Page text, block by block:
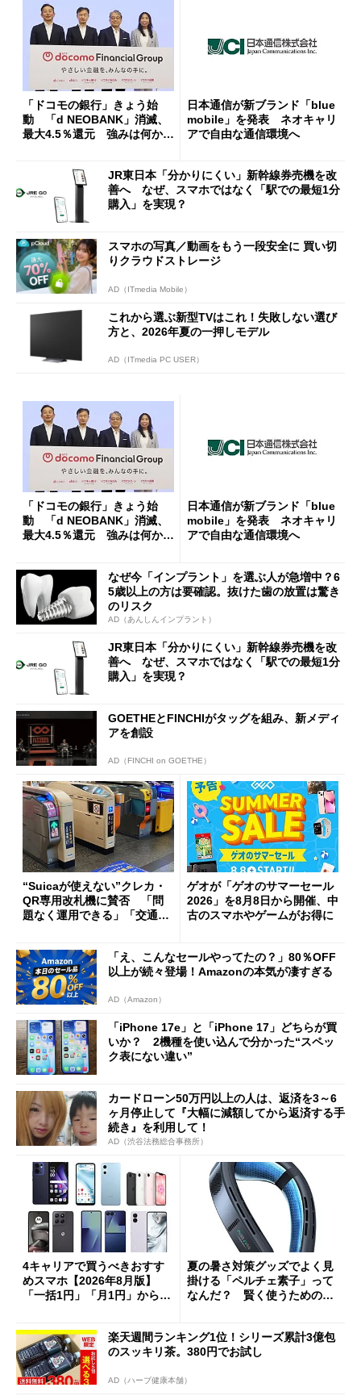
「ドコモの銀行」きょう始
動 「d NEOBANK」消滅、
最大4.5％還元 強みは何か解
日本通信が新ブランド「blue
mobile」を発表 ネオキャリ
アで自由な通信環境へ
JR東日本「分かりにくい」新幹線券売機を改
善へ なぜ、スマホではなく「駅での最短1分
購入」を実現？
スマホの写真／動画をもう一段安全に 買い切
りクラウドストレージ
AD（ITmedia Mobile）
これから選ぶ新型TVはこれ！失敗しない選び
方と、2026年夏の一押しモデル
AD（ITmedia PC USER）
「ドコモの銀行」きょう始
動 「d NEOBANK」消滅、
最大4.5％還元 強みは何か解
日本通信が新ブランド「blue
mobile」を発表 ネオキャリ
アで自由な通信環境へ
なぜ今「インプラント」を選ぶ人が急増中？6
5歳以上の方は要確認。抜けた歯の放置は驚き
のリスク
AD（あんしんインプラント）
JR東日本「分かりにくい」新幹線券売機を改
善へ なぜ、スマホではなく「駅での最短1分
購入」を実現？
GOETHEとFINCHIがタッグを組み、新メディ
アを創設
AD（FINCHI on GOETHE）
“Suicaが使えない”クレカ・
QR専用改札機に賛否 「問
題なく運用できる」「交通系I
ゲオが「ゲオのサマーセール
2026」を8月8日から開催、中
古のスマホやゲームがお得に
「え、こんなセールやってたの？」80％OFF
以上が続々登場！Amazonの本気が凄すぎる
AD（Amazon）
「iPhone 17e」と「iPhone 17」どちらが買
いか？ 2機種を使い込んで分かった“スペッ
ク表にない違い”
カードローン50万円以上の人は、返済を3～6
ヶ月停止して『大幅に減額してから返済する手
続き』を利用して！
AD（渋谷法務総合事務所）
4キャリアで買うべきおすす
めスマホ【2026年8月版】
「一括1円」「月1円」からお
夏の暑さ対策グッズでよく見
掛ける「ペルチェ素子」って
なんだ？ 賢く使うための注
楽天週間ランキング1位！シリーズ累計3億包
のスッキリ茶。380円でお試し
AD（ハーブ健康本舗）